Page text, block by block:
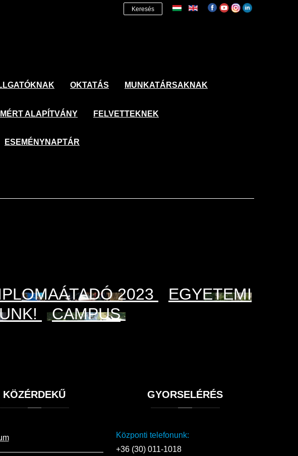
Keresés
OKTATÁS MUNKATÁRSAKNAK
ALAPÍTVÁNY FELVETTEKNEK
ESEMÉNYNAPTÁR
2023
EGYETEMI
CAMPUS
KÖZÉRDEKŰ GYORSELÉRÉS
Központi telefonunk:
+36 (30) 011-1018